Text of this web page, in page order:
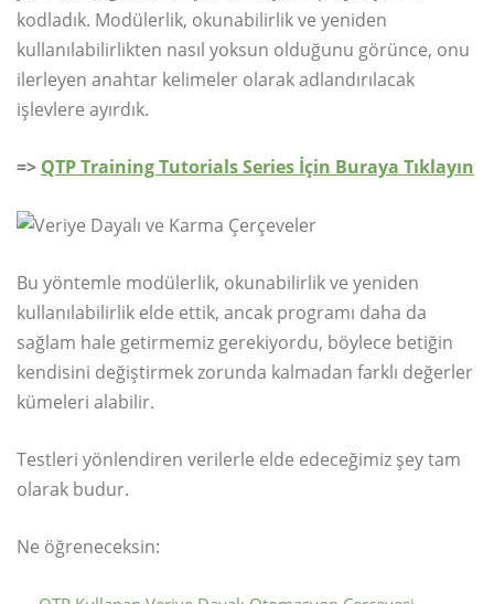
kodladık. Modülerlik, okunabilirlik ve yeniden
kullanılabilirlikten nasıl yoksun olduğunu görünce, onu
ilerleyen anahtar kelimeler olarak adlandırılacak
işlevlere ayırdık.
=> QTP Training Tutorials Series İçin Buraya Tıklayın
Bu yöntemle modülerlik, okunabilirlik ve yeniden
kullanılabilirlik elde ettik, ancak programı daha da
sağlam hale getirmemiz gerekiyordu, böylece betiğin
kendisini değiştirmek zorunda kalmadan farklı değerler
kümeleri alabilir.
Testleri yönlendiren verilerle elde edeceğimiz şey tam
olarak budur.
Ne öğreneceksin: